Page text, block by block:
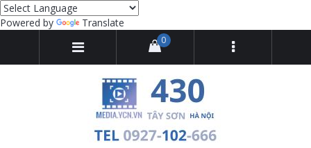
Powered by Translate
0